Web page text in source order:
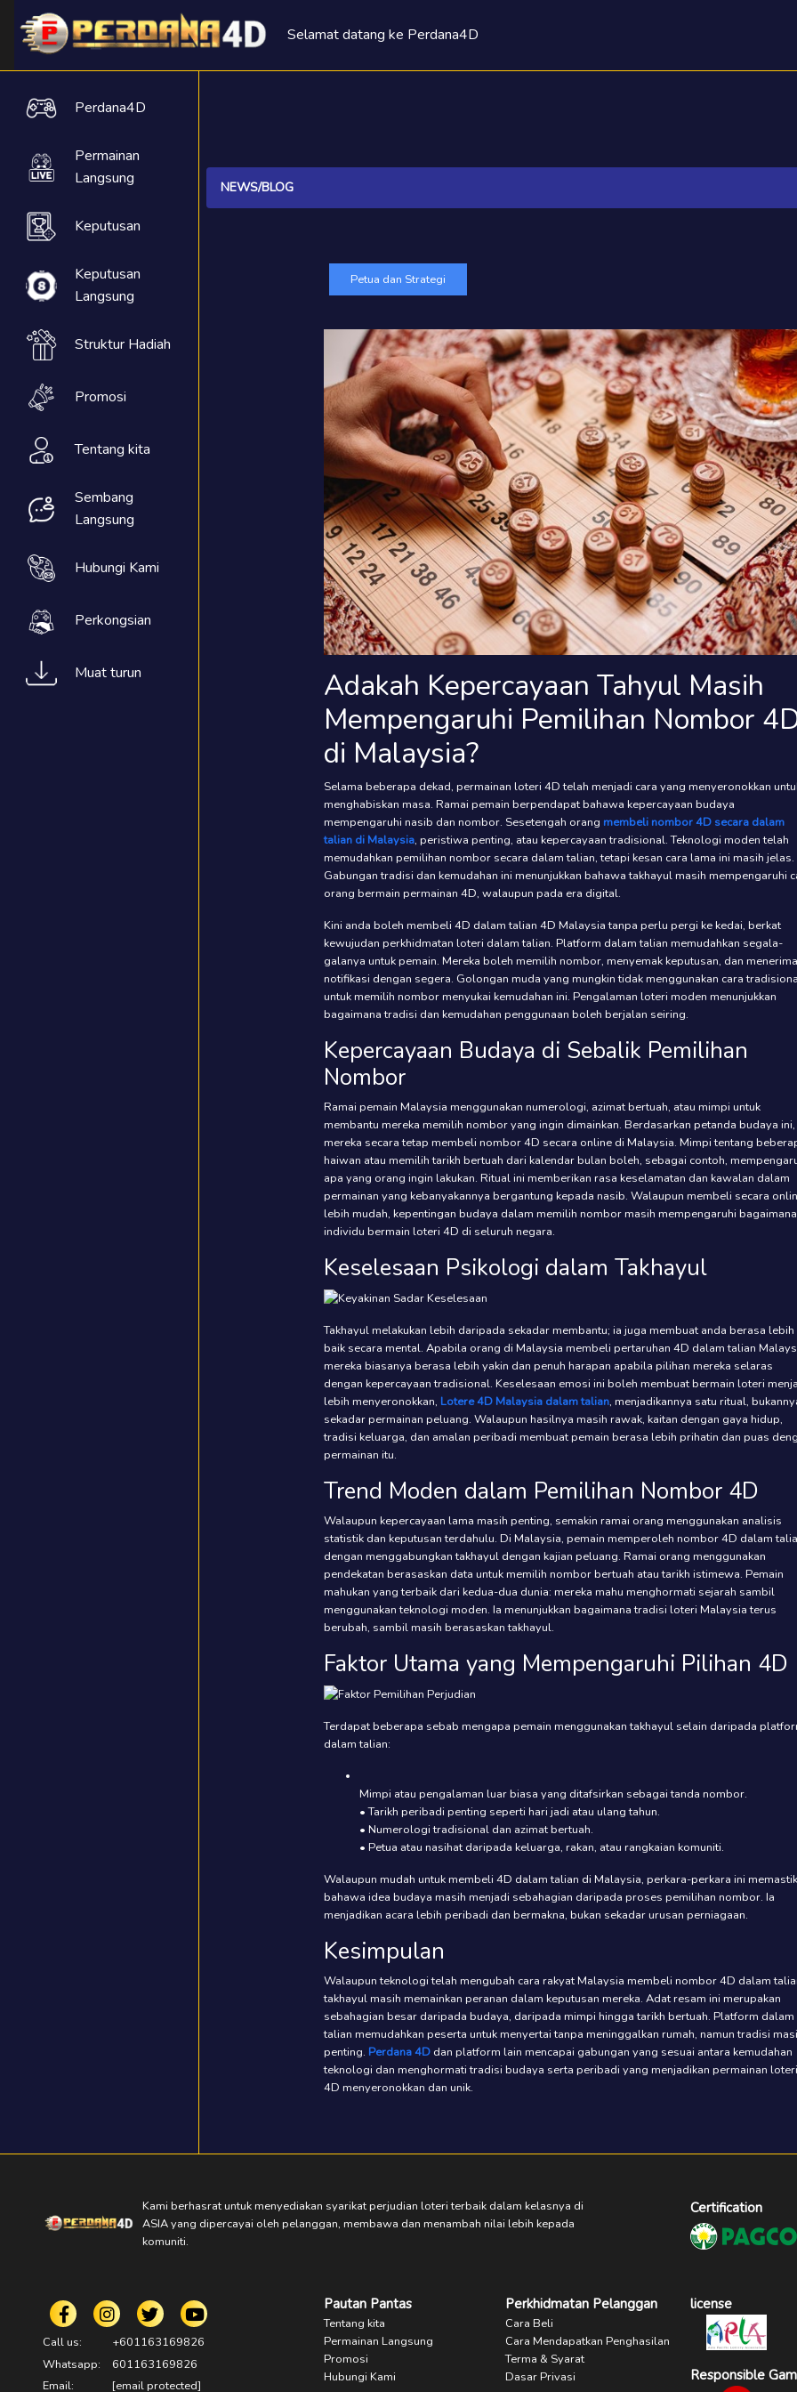
Selamat datang ke Perdana4D
Perdana4D
Permainan
Langsung
Keputusan
Keputusan
Langsung
Struktur Hadiah
Promosi
Tentang kita
Sembang
Langsung
Hubungi Kami
Perkongsian
Muat turun
NEWS/BLOG
Petua dan Strategi
Adakah Kepercayaan Tahyul Masih
Mempengaruhi Pemilihan Nombor
di Malaysia?
Selama beberapa dekad, permainan loteri 4D telah menjadi cara yang menyeronokkan
menghabiskan masa. Ramai pemain berpendapat bahawa kepercayaan budaya
mempengaruhi nasib dan nombor. Sesetengah orang membeli nombor 4D secara dalam
talian di Malaysia, peristiwa penting, atau kepercayaan tradisional. Teknologi moden telah
memudahkan pemilihan nombor secara dalam talian, tetapi kesan cara lama ini masih jelas.
Gabungan tradisi dan kemudahan ini menunjukkan bahawa takhayul masih mempengaruhi
orang bermain permainan 4D, walaupun pada era digital.
Kini anda boleh membeli 4D dalam talian 4D Malaysia tanpa perlu pergi ke kedai, berkat
kewujudan perkhidmatan loteri dalam talian. Platform dalam talian memudahkan segala-
galanya untuk pemain. Mereka boleh memilih nombor, menyemak keputusan, dan menerima
notifikasi dengan segera. Golongan muda yang mungkin tidak menggunakan cara
untuk memilih nombor menyukai kemudahan ini. Pengalaman loteri moden menunjukkan
bagaimana tradisi dan kemudahan penggunaan boleh berjalan seiring.
Kepercayaan Budaya di Sebalik Pemilihan
Nombor
Ramai pemain Malaysia menggunakan numerologi, azimat bertuah, atau mimpi untuk
membantu mereka memilih nombor yang ingin dimainkan. Berdasarkan petanda budaya ini,
mereka secara tetap membeli nombor 4D secara online di Malaysia. Mimpi tentang
haiwan atau memilih tarikh bertuah dari kalendar bulan boleh, sebagai contoh,
apa yang orang ingin lakukan. Ritual ini memberikan rasa keselamatan dan kawalan dalam
permainan yang kebanyakannya bergantung kepada nasib. Walaupun membeli secara
lebih mudah, kepentingan budaya dalam memilih nombor masih mempengaruhi bagaimana
individu bermain loteri 4D di seluruh negara.
Keselesaan Psikologi dalam Takhayul
Takhayul melakukan lebih daripada sekadar membantu; ia juga membuat anda berasa lebih
baik secara mental. Apabila orang di Malaysia membeli pertaruhan 4D dalam talian
mereka biasanya berasa lebih yakin dan penuh harapan apabila pilihan mereka selaras
dengan kepercayaan tradisional. Keselesaan emosi ini boleh membuat bermain loteri
lebih menyeronokkan, Lotere 4D Malaysia dalam talian, menjadikannya satu ritual,
sekadar permainan peluang. Walaupun hasilnya masih rawak, kaitan dengan gaya hidup,
tradisi keluarga, dan amalan peribadi membuat pemain berasa lebih prihatin dan puas
permainan itu.
Trend Moden dalam Pemilihan Nombor 4D
Walaupun kepercayaan lama masih penting, semakin ramai orang menggunakan analisis
statistik dan keputusan terdahulu. Di Malaysia, pemain memperoleh nombor 4D dalam
dengan menggabungkan takhayul dengan kajian peluang. Ramai orang menggunakan
pendekatan berasaskan data untuk memilih nombor bertuah atau tarikh istimewa. Pemain
mahukan yang terbaik dari kedua-dua dunia: mereka mahu menghormati sejarah sambil
menggunakan teknologi moden. Ia menunjukkan bagaimana tradisi loteri Malaysia terus
berubah, sambil masih berasaskan takhayul.
Faktor Utama yang Mempengaruhi Pilihan 4D
Terdapat beberapa sebab mengapa pemain menggunakan takhayul selain daripada
dalam talian:
Mimpi atau pengalaman luar biasa yang ditafsirkan sebagai tanda nombor.
• Tarikh peribadi penting seperti hari jadi atau ulang tahun.
• Numerologi tradisional dan azimat bertuah.
• Petua atau nasihat daripada keluarga, rakan, atau rangkaian komuniti.
Walaupun mudah untuk membeli 4D dalam talian di Malaysia, perkara-perkara ini
bahawa idea budaya masih menjadi sebahagian daripada proses pemilihan nombor. Ia
menjadikan acara lebih peribadi dan bermakna, bukan sekadar urusan perniagaan.
Kesimpulan
Walaupun teknologi telah mengubah cara rakyat Malaysia membeli nombor 4D dalam
takhayul masih memainkan peranan dalam keputusan mereka. Adat resam ini merupakan
sebahagian besar daripada budaya, daripada mimpi hingga tarikh bertuah. Platform dalam
talian memudahkan peserta untuk menyertai tanpa meninggalkan rumah, namun tradisi
penting. Perdana 4D dan platform lain mencapai gabungan yang sesuai antara kemudahan
teknologi dan menghormati tradisi budaya serta peribadi yang menjadikan permainan loteri
4D menyeronokkan dan unik.
Kami berhasrat untuk menyediakan syarikat perjudian loteri terbaik dalam kelasnya di
ASIA yang dipercayai oleh pelanggan, membawa dan menambah nilai lebih kepada
komuniti.
Certification
Call us:
+601163169826
Whatsapp:
601163169826
Email:
[email protected]
Pautan Pantas
Tentang kita
Permainan Langsung
Promosi
Hubungi Kami
Perkhidmatan Pelanggan
Cara Beli
Cara Mendapatkan Penghasilan
Terma & Syarat
Dasar Privasi
license
Responsible